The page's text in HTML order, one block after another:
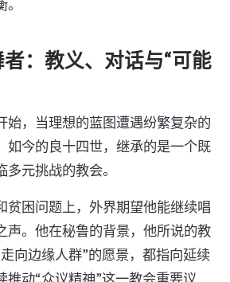
：教义、对话与“可能
始，当理想的蓝图遭遇纷繁复杂的
如今的良十四世，继承的是一个既
元挑战的教会。
贫困问题上，外界期望他能继续唱
声。他在秘鲁的背景，他所说的教
向边缘人群”的愿景，都指向延续